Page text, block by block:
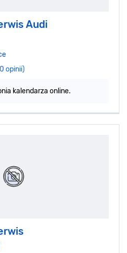
Audi
opinii)
kalendarza online.